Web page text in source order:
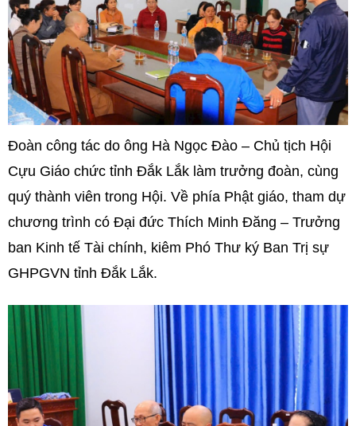
Đoàn công tác do ông Hà Ngọc Đào – Chủ tịch Hội
Cựu Giáo chức tỉnh Đắk Lắk làm trưởng đoàn, cùng
quý thành viên trong Hội. Về phía Phật giáo, tham dự
chương trình có Đại đức Thích Minh Đăng – Trưởng
ban Kinh tế Tài chính, kiêm Phó Thư ký Ban Trị sự
GHPGVN tỉnh Đắk Lắk.